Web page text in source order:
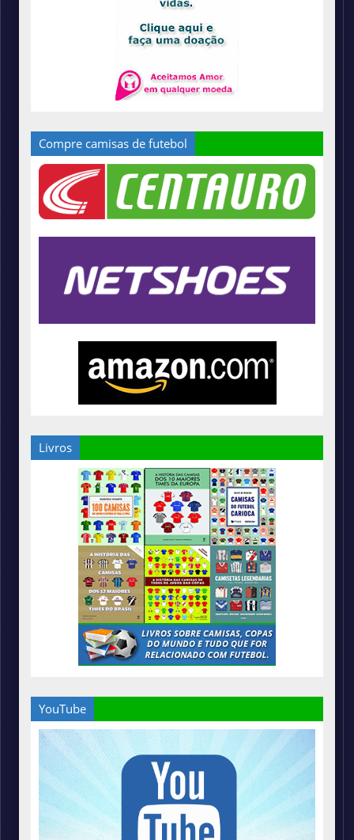
Compre camisas de futebol
Livros
YouTube